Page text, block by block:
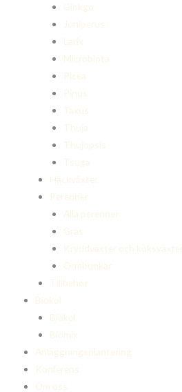
Ginkgo
Juniperus
Larix
Microbiota
Picea
Pinus
Taxus
Thuja
Thujopsis
Tsuga
Häckväxter
Perenner
Alla perenner
Gräs
Kryddväxter och köksväxter
Ormbunkar
Tillbehör
Biokol
Biokol
Biomix
Anläggningsplantering
Konferens
Om oss